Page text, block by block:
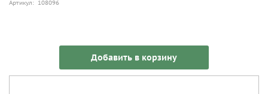
Артикул: 108096
Добавить в корзину